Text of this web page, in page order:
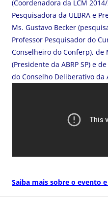
(Coordenadora da LCM
Pesquisadora da ULBRA e
Ms. Gustavo Becker
Professor Pesquisador do
Conselheiro do Conferp), de
(Presidente da ABRP SP) e
do Conselho Deliberativo da
Saiba mais sobre o evento